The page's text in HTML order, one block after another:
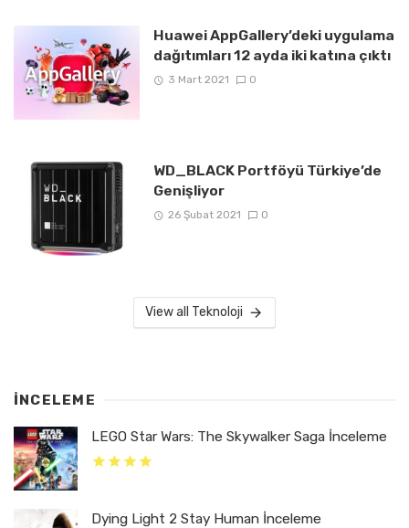
Huawei AppGallery’deki uygulama
dağıtımları 12 ayda iki katına çıktı
3 Mart 2021 0
WD_BLACK Portföyü Türkiye’de
Genişliyor
26 Şubat 2021 0
View all Teknoloji
İNCELEME
LEGO Star Wars: The Skywalker Saga İnceleme
Dying Light 2 Stay Human İnceleme